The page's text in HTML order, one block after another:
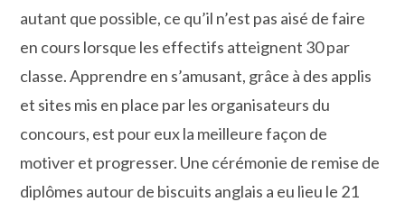
autant que possible, ce qu’il n’est pas aisé de faire
en cours lorsque les effectifs atteignent 30 par
classe. Apprendre en s’amusant, grâce à des applis
et sites mis en place par les organisateurs du
concours, est pour eux la meilleure façon de
motiver et progresser. Une cérémonie de remise de
diplômes autour de biscuits anglais a eu lieu le 21